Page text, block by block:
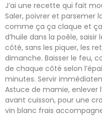
J’ai une recette qui fait
Saler, poivrer et parsemer
comme ça ça claque et
d’huile dans la poêle,
côté, sans les piquer, les
dimanche. Baisser le feu,
de chaque côté selon
minutes. Servir
Astuce de mamie, enlever
avant cuisson, pour une
vin blanc frais